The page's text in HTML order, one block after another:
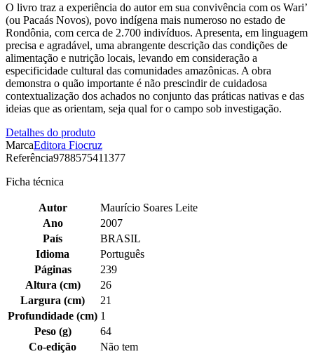
O livro traz a experiência do autor em sua convivência com os Wari’
(ou Pacaás Novos), povo indígena mais numeroso no estado de
Rondônia, com cerca de 2.700 indivíduos. Apresenta, em linguagem
precisa e agradável, uma abrangente descrição das condições de
alimentação e nutrição locais, levando em consideração a
especificidade cultural das comunidades amazônicas. A obra
demonstra o quão importante é não prescindir de cuidadosa
contextualização dos achados no conjunto das práticas nativas e das
ideias que as orientam, seja qual for o campo sob investigação.
Detalhes do produto
MarcaEditora Fiocruz
Referência9788575411377
Ficha técnica
Autor
Maurício Soares Leite
Ano
2007
País
BRASIL
Idioma
Português
Páginas
239
Altura (cm)
26
Largura (cm)
21
Profundidade (cm) 1
Peso (g)
64
Co-edição
Não tem